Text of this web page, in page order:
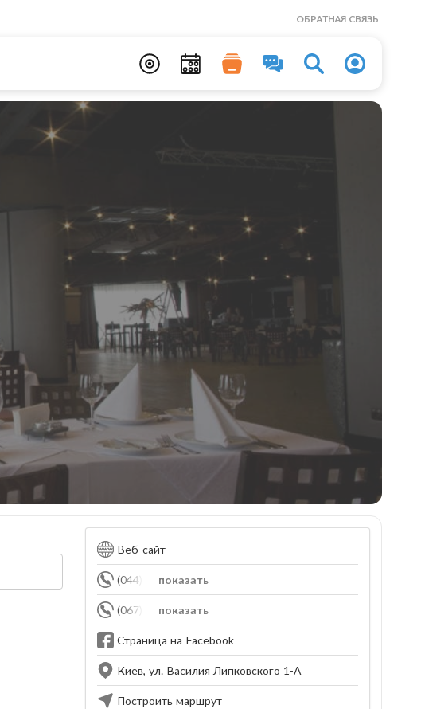
ОБРАТНАЯ СВЯЗЬ
Веб-сайт
показать
(044) 206-03-56
показать
(067) 235-47-53
Страница на Facebook
Киев, ул. Василия Липковского 1-А
Построить маршрут